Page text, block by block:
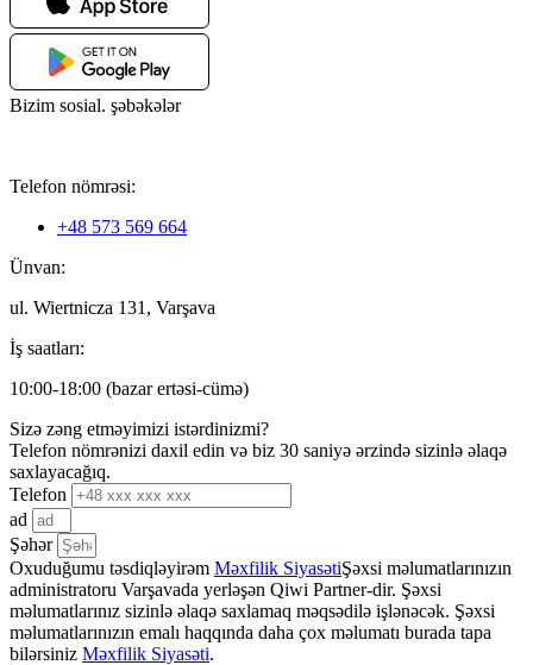
Bizim sosial. şəbəkələr
Telefon nömrəsi:
+48 573 569 664
Ünvan:
ul. Wiertnicza 131, Varşava
İş saatları:
10:00-18:00 (bazar ertəsi-cümə)
Sizə zəng etməyimizi istərdinizmi?
Telefon nömrənizi daxil edin və biz 30 saniyə ərzində sizinlə əlaqə
saxlayacağıq.
Telefon
ad
Şəhər
Oxuduğumu təsdiqləyirəm Məxfilik SiyasətiŞəxsi məlumatlarınızın
administratoru Varşavada yerləşən Qiwi Partner-dir. Şəxsi
məlumatlarınız sizinlə əlaqə saxlamaq məqsədilə işlənəcək. Şəxsi
məlumatlarınızın emalı haqqında daha çox məlumatı burada tapa
bilərsiniz Məxfilik Siyasəti.